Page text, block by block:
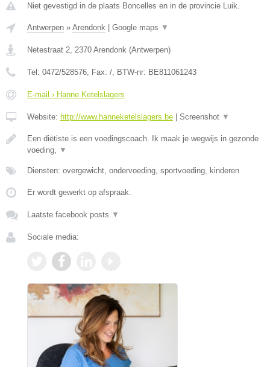
Niet gevestigd in de plaats Boncelles en in de provincie Luik.
Antwerpen » Arendonk | Google maps ▼
Netestraat 2 2370 Arendonk (Antwerpen)
Tel: 0472/528576 , Fax: / , BTW-nr: BE811061243
E-mail › Hanne Ketelslagers
Website: http://www.hanneketelslagers.be | Screenshot ▼
Een diëtiste is een voedingscoach. Ik maak je wegwijs in gezonde
voeding,
▼
Diensten: overgewicht, ondervoeding, sportvoeding, kinderen
Er wordt gewerkt op afspraak.
Laatste facebook posts ▼
Sociale media: